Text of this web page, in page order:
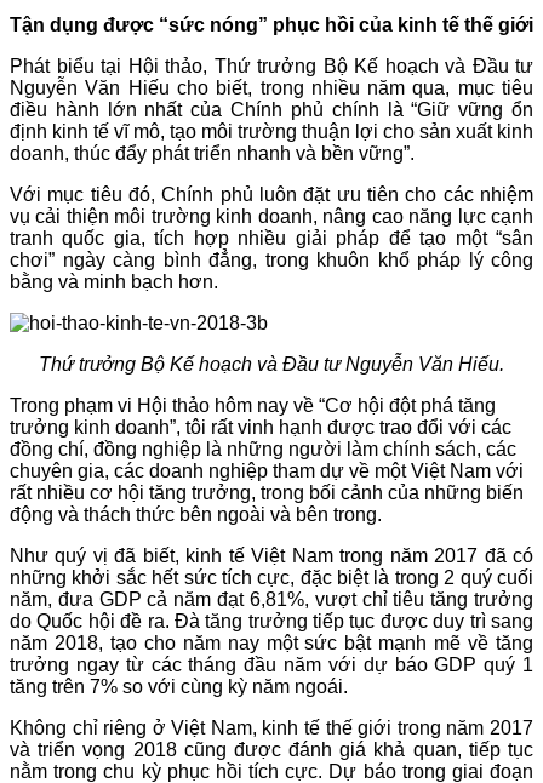
Tận dụng được “sức nóng” phục hồi của kinh tế thế giới
Phát biểu tại Hội thảo, Thứ trưởng Bộ Kế hoạch và Đầu tư
Nguyễn Văn Hiếu cho biết, trong nhiều năm qua, mục tiêu
điều hành lớn nhất của Chính phủ chính là “Giữ vững ổn
định kinh tế vĩ mô, tạo môi trường thuận lợi cho sản xuất kinh
doanh, thúc đẩy phát triển nhanh và bền vững”.
Với mục tiêu đó, Chính phủ luôn đặt ưu tiên cho các nhiệm
vụ cải thiện môi trường kinh doanh, nâng cao năng lực cạnh
tranh quốc gia, tích hợp nhiều giải pháp để tạo một “sân
chơi” ngày càng bình đẳng, trong khuôn khổ pháp lý công
bằng và minh bạch hơn.
Thứ trưởng Bộ Kế hoạch và Đầu tư Nguyễn Văn Hiếu.
Trong phạm vi Hội thảo hôm nay về “Cơ hội đột phá tăng
trưởng kinh doanh”, tôi rất vinh hạnh được trao đổi với các
đồng chí, đồng nghiệp là những người làm chính sách, các
chuyên gia, các doanh nghiệp tham dự về một Việt Nam với
rất nhiều cơ hội tăng trưởng, trong bối cảnh của những biến
động và thách thức bên ngoài và bên trong.
Như quý vị đã biết, kinh tế Việt Nam trong năm 2017 đã có
những khởi sắc hết sức tích cực, đặc biệt là trong 2 quý cuối
năm, đưa GDP cả năm đạt 6,81%, vượt chỉ tiêu tăng trưởng
do Quốc hội đề ra. Đà tăng trưởng tiếp tục được duy trì sang
năm 2018, tạo cho năm nay một sức bật mạnh mẽ về tăng
trưởng ngay từ các tháng đầu năm với dự báo GDP quý 1
tăng trên 7% so với cùng kỳ năm ngoái.
Không chỉ riêng ở Việt Nam, kinh tế thế giới trong năm 2017
và triển vọng 2018 cũng được đánh giá khả quan, tiếp tục
nằm trong chu kỳ phục hồi tích cực. Dự báo trong giai đoạn